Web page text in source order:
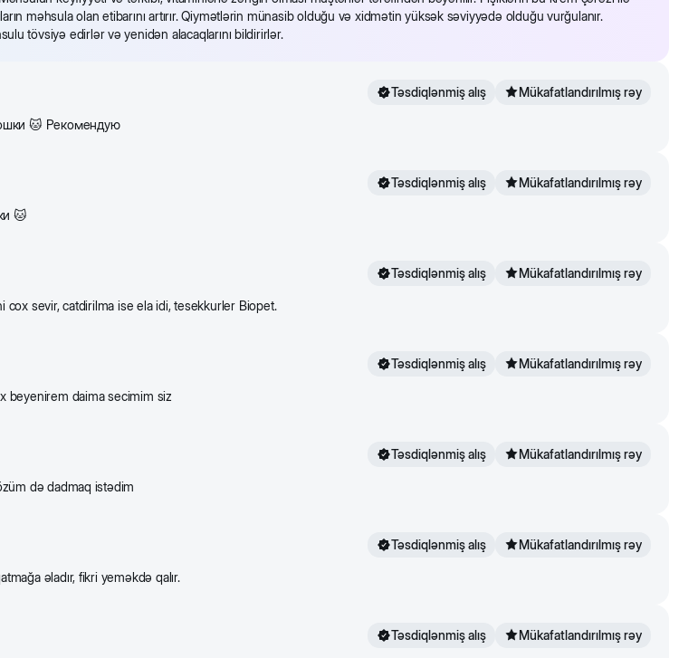
məhsula olan etibarını artırır. Qiymətlərin münasib olduğu və xidmətin yüksək səviyyədə olduğu vurğulanır.
tövsiyə edirlər və yenidən alacaqlarını bildirirlər.
Təsdiqlənmiş alış Mükafatlandırılmış rəy
🐱 Рекомендую
Təsdiqlənmiş alış Mükafatlandırılmış rəy
🐱
Təsdiqlənmiş alış Mükafatlandırılmış rəy
sevir, catdirilma ise ela idi, tesekkurler Biopet.
Təsdiqlənmiş alış Mükafatlandırılmış rəy
beyenirem daima secimim siz
Təsdiqlənmiş alış Mükafatlandırılmış rəy
də dadmaq istədim
Təsdiqlənmiş alış Mükafatlandırılmış rəy
əladır, fikri yeməkdə qalır.
Təsdiqlənmiş alış Mükafatlandırılmış rəy